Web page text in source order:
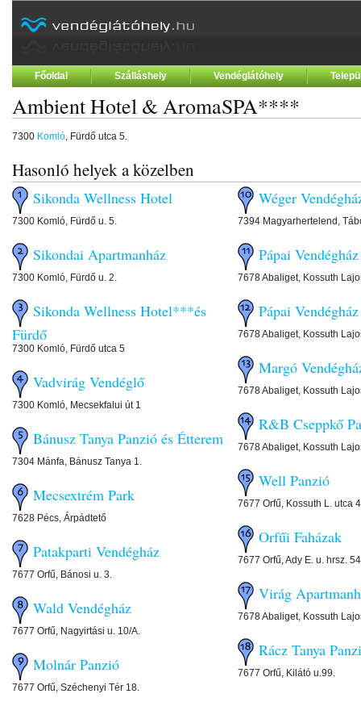
Főoldal Szálláshely Vendéglátóhely
Ambient Hotel & AromaSPA****
7300 Komló, Fürdő utca 5.
Hasonló helyek a közelben
Sikonda Wellness Hotel
7300 Komló, Fürdő u. 5.
Sikondai Apartmanház
7300 Komló, Fürdő u. 2.
Sikonda Wellness Hotel***és
Fürdő
7300 Komló, Fürdő utca 5
Vadvirág Vendéglő
7300 Komló, Mecsekfalui út 1
Bánusz Tanya Panzió és Étterem
7304 Mánfa, Bánusz Tanya 1.
Mecsextrém Park
7628 Pécs, Árpádtető
Patakparti Vendégház
7677 Orfű, Bánosi u. 3.
Wald Vendégház
7677 Orfű, Nagyirtási u. 10/A.
Molnár Panzió
7677 Orfű, Széchenyi Tér 18.
Wéger
7394 Magyarhertelend,
Pápai Vendégház
7678 Abaliget, Kossuth
Pápai
7678 Abaliget, Kossuth
Margó
7678 Abaliget, Kossuth
R&B Cseppkő
7678 Abaliget, Kossuth
Well Panzió
7677 Orfű, Kossuth L. utca
Orfűi Faházak
7677 Orfű, Ady E. u. hrsz.
Virág
7678 Abaliget, Kossuth
Rácz Tanya
7677 Orfű, Kilátó u.99.